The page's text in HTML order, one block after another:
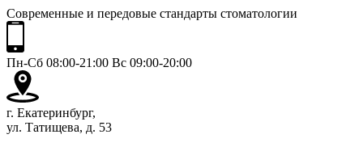
Современные и передовые стандарты стоматологии
Пн-Сб 08:00-21:00 Вс 09:00-20:00
г. Екатеринбург,
ул. Татищева, д. 53